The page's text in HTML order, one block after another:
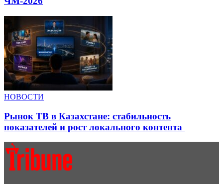
НОВОСТИ
Рынок ТВ в Казахстане: стабильность
показателей и рост локального контента